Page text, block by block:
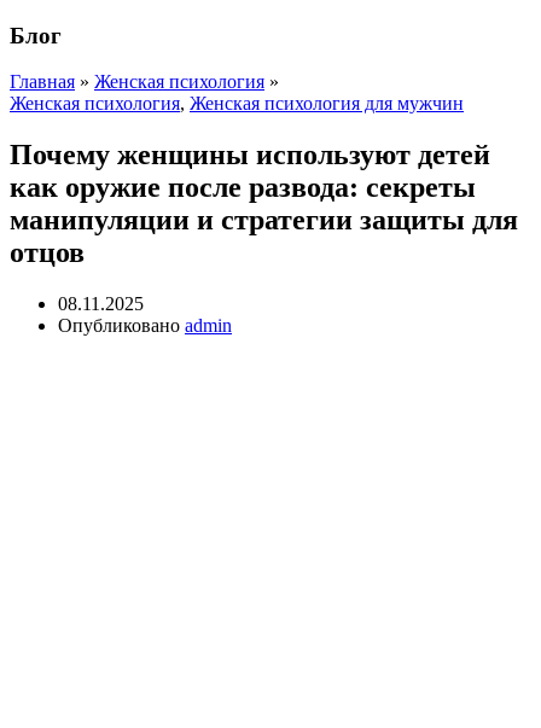
Блог
Главная » Женская психология »
Женская психология, Женская психология для мужчин
Почему женщины используют детей
как оружие после развода: секреты
манипуляции и стратегии защиты для
отцов
08.11.2025
Опубликовано admin